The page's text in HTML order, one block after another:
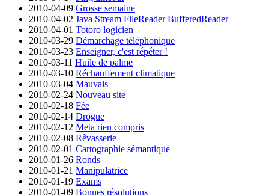
2010-04-09 Grosse semaine
2010-04-02 Java Stream FileReader BufferedReader
2010-04-01 Totoro logicien
2010-03-29 Démarchage téléphonique
2010-03-23 Enseigner, c'est répéter !
2010-03-11 Huile de palme
2010-03-10 Réchauffement climatique
2010-03-04 Mauvais
2010-02-24 Nouveau site
2010-02-18 Fée
2010-02-14 Drogue
2010-02-12 Meta rien compris
2010-02-08 Rêvasserie
2010-02-01 Cartographie sémantique
2010-01-26 Ronds
2010-01-21 Manipulatrice
2010-01-19 Exams
2010-01-09 Bonnes résolutions